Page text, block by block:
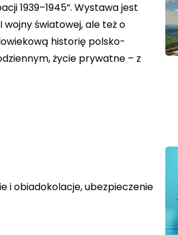
1939–1945”. Wystawa jest
światowej, ale też o
historię polsko-
życie prywatne – z
i obiadokolacje, ubezpieczenie